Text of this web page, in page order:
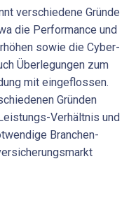
verschiedene Gründe
die Performance und
sowie die Cyber-
Überlegungen zum
mit eingeflossen.
Gründen
Verhältnis und
Branchen-